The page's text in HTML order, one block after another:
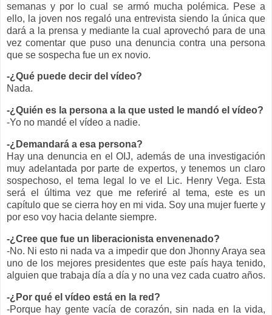
semanas y por lo cual se armó mucha polémica. Pese a
ello, la joven nos regaló una entrevista siendo la única que
dará a la prensa y mediante la cual aprovechó para de una
vez comentar que puso una denuncia contra una persona
que se sospecha fue un ex novio.
-¿Qué puede decir del vídeo?
Nada.
-¿Quién es la persona a la que usted le mandó el vídeo?
-Yo no mandé el vídeo a nadie.
-¿Demandará a esa persona?
Hay una denuncia en el OIJ, además de una investigación
muy adelantada por parte de expertos, y tenemos un claro
sospechoso, el tema legal lo ve el Lic. Henry Vega. Esta
será el última vez que me referiré al tema, este es un
capítulo que se cierra hoy en mi vida. Soy una mujer fuerte y
por eso voy hacia delante siempre.
-¿Cree que fue un liberacionista envenenado?
-No. Ni esto ni nada va a impedir que don Jhonny Araya sea
uno de los mejores presidentes que este país haya tenido,
alguien que trabaja día a día y no una vez cada cuatro años.
-¿Por qué el vídeo está en la red?
-Porque hay gente vacía de corazón, sin nada en la vida,